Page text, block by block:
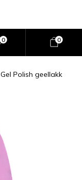
0 0
Gel Polish geellakk